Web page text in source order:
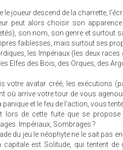
le joueur descend de la charrette,
peut alors choisir son
son nom, son genre et surtout
faiblesses, mais surtout ses
les Impériaux (les deux
Elfes des Bois, des Orques, des
votre avatar créé, les exécutions
où arrive votre tour de vous
panique et le feu de l'action, vous
lors de cette fuite que se
Impériaux, Sombrages ?
du jeu le néophyte ne le sait pas
capitale est Solitude, qui tentent